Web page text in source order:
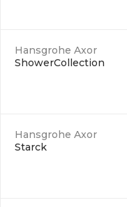
Hansgrohe Axor
ShowerCollection
Hansgrohe Axor
Starck